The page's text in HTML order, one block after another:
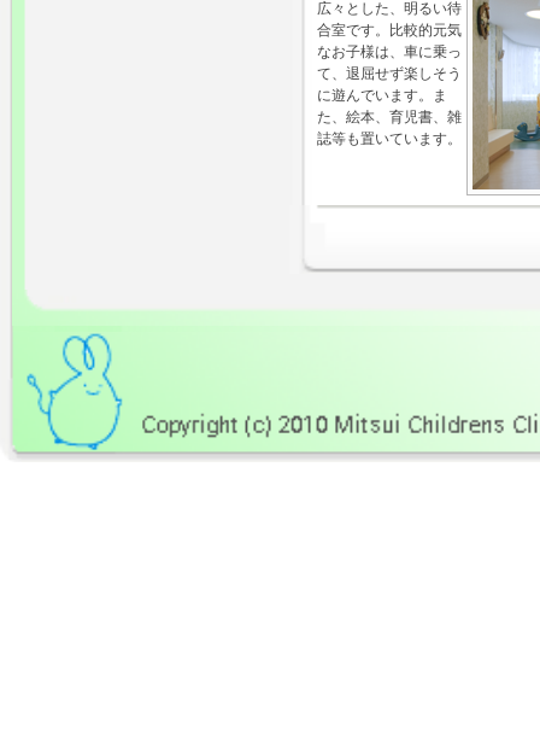
広々とした、明るい待
合室です。比較的元気
なお子様は、車に乗っ
て、退屈せず楽しそう
に遊んでいます。ま
た、絵本、育児書、雑
誌等も置いています。